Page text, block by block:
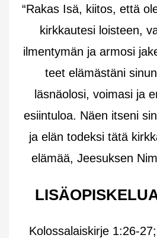
“Rakas Isä, kiitos, että
kirkkautesi loisteen,
ilmentymän ja armosi
teet elämästäni
läsnäolosi, voimasi ja
esiintuloa. Näen itseni
ja elän todeksi tätä
elämää, Jeesuksen
Kolossalaiskirje 1:26-